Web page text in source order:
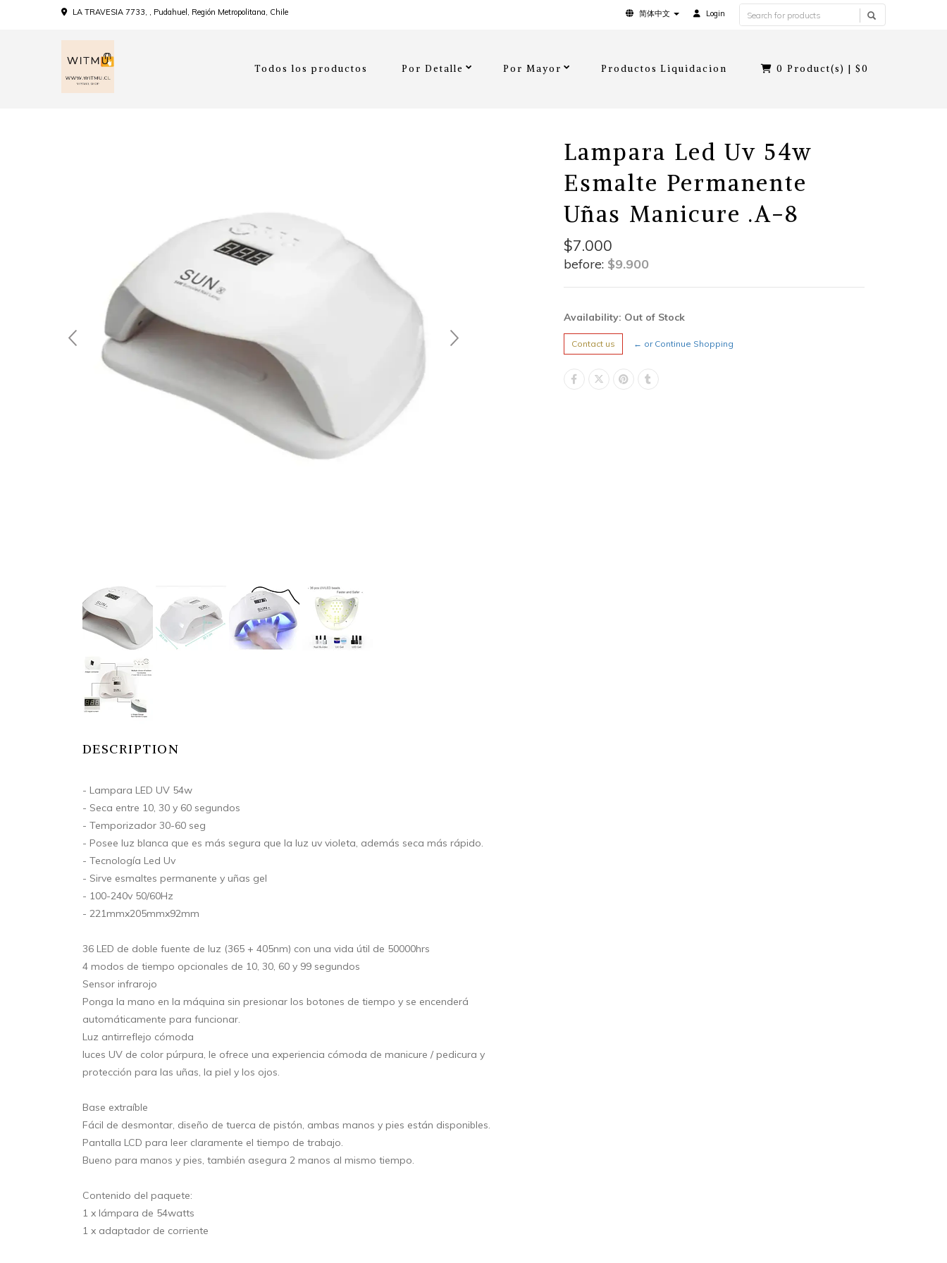
LA TRAVESIA 7733, , Pudahuel, Región Metropolitana, Chile 简体中文 Login
Todos los productos Por Detalle Por Mayor Productos Liquidacion 0 Product(s) |$0
DESCRIPTION
- Lampara LED UV 54w
- Seca entre 10, 30 y 60 segundos
- Temporizador 30-60 seg
- Posee luz blanca que es más segura que la luz uv violeta, además seca más rápido.
- Tecnología Led Uv
- Sirve esmaltes permanente y uñas gel
- 100-240v 50/60Hz
- 221mmx205mmx92mm
36 LED de doble fuente de luz (365 + 405nm) con una vida útil de 50000hrs
4 modos de tiempo opcionales de 10, 30, 60 y 99 segundos
Sensor infrarojo
Ponga la mano en la máquina sin presionar los botones de tiempo y se encenderá
automáticamente para funcionar.
Luz antirreflejo cómoda
luces UV de color púrpura, le ofrece una experiencia cómoda de manicure / pedicura y
protección para las uñas, la piel y los ojos.
Base extraíble
Fácil de desmontar, diseño de tuerca de pistón, ambas manos y pies están disponibles.
Pantalla LCD para leer claramente el tiempo de trabajo.
Bueno para manos y pies, también asegura 2 manos al mismo tiempo.
Contenido del paquete:
1 x lámpara de 54watts
1 x adaptador de corriente
Lampara Led Uv 54w
Esmalte Permanente
Uñas Manicure .A-8
$7.000
before: $9.900
Availability: Out of Stock
Contact us ← or Continue Shopping